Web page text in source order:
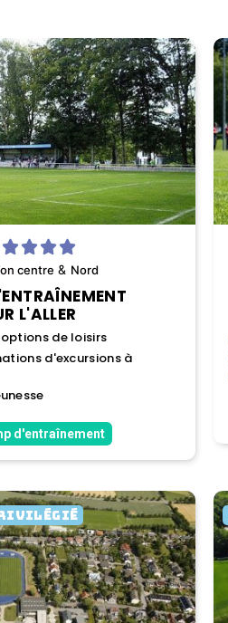
centre & Nord
L'ALLER
de loisirs
d'excursions à
d'entraînement